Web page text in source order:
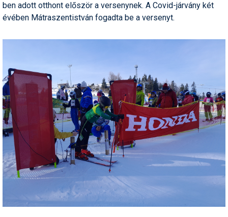
Munkavállalás
Portálinfo
Rajzok
Síbérletárak
Sícipő
Sífelszerelés
ben adott otthont először a versenynek. A Covid-járvány két
évében Mátraszentistván fogadta be a versenyt.